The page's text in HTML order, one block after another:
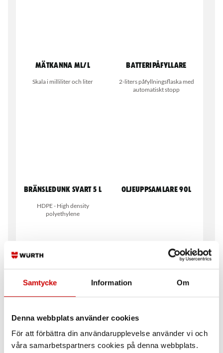
Samtycke Information Om
Denna webbplats använder cookies
För att förbättra din användarupplevelse använder vi och
våra samarbetspartners cookies på denna webbplats.
Mätkanna ML/L
Skala i milliliter och liter
Batteripåfyllare
2-liters påfyllningsflaska med
automatiskt stopp
Bränsledunk svart 5 L
HDPE - High density
polyethylene
Oljeuppsamlare 90l
Jeepdunk Stål 20 L
Reservdunk 20 L
Påfyllningsrör till
Till Jeepdunk